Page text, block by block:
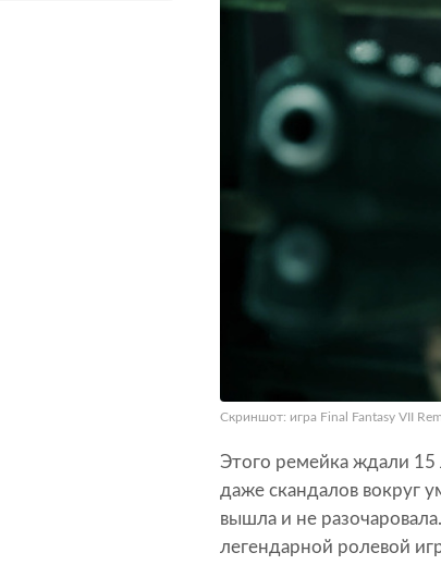
Скриншот: игра Final Fantasy VII
Этого ремейка ждали 15
даже скандалов вокруг
вышла и не разочаровала.
легендарной ролевой